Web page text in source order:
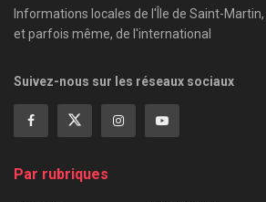
Informations locales de l'Île de Saint-
et parfois même, de l'international
Suivez-nous sur les réseaux sociaux
Par rubriques